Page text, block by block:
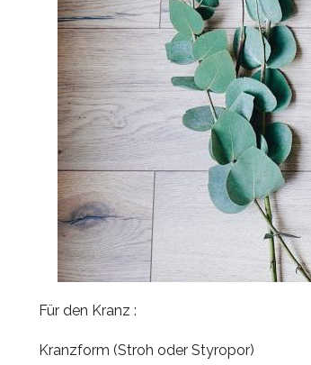
Für den Kranz :
Kranzform (Stroh oder Styropor)